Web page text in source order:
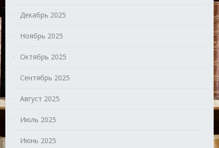
Декабрь 2025
Ноябрь 2025
Октябрь 2025
Сентябрь 2025
Август 2025
Июль 2025
Июнь 2025